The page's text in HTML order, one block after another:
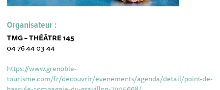
Organisateur :
TMG – THÉÂTRE 145
04 76 44 03 44
https://www.grenoble-
tourisme.com/fr/decouvrir/evenements/agenda/detail/point-de-